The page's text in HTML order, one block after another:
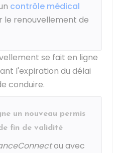
contrôle médical
le renouvellement de
se fait en ligne
l'expiration du délai
conduire.
un nouveau permis
fin de validité
ou avec